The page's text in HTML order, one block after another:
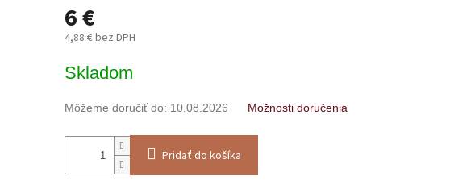
6 €
4,88 € bez DPH
cena:
Skladom
Môžeme doručiť do: 10.08.2026 Možnosti doručenia
Pridať do košíka